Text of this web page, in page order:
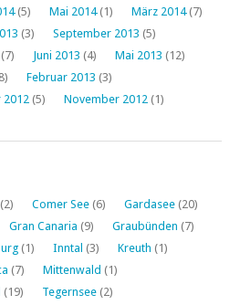
(5) Mai 2014(1) März 2014(7)
(3) September 2013 (5)
(7) Juni 2013 (4) Mai 2013 (12)
Februar 2013 (3)
2012 (5) November 2012 (1)
(2) Comer See (6) Gardasee (20)
Gran Canaria (9) Graubünden (7)
(1) Inntal (3) Kreuth (1)
(7) Mittenwald (1)
(19) Tegernsee (2)